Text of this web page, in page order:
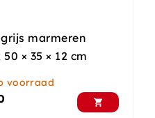
marmeren
× 35 × 12 cm
voorraad